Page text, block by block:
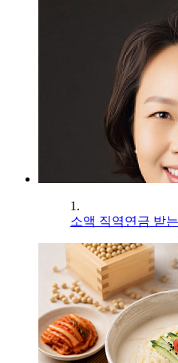
1.
소액 직역연금 받